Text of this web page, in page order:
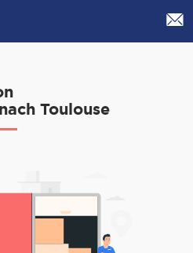
Toulouse